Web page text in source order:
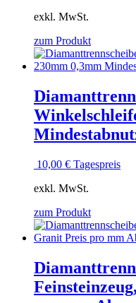
exkl. MwSt.
zum Produkt
10,00 € Tagespreis
exkl. MwSt.
zum Produkt